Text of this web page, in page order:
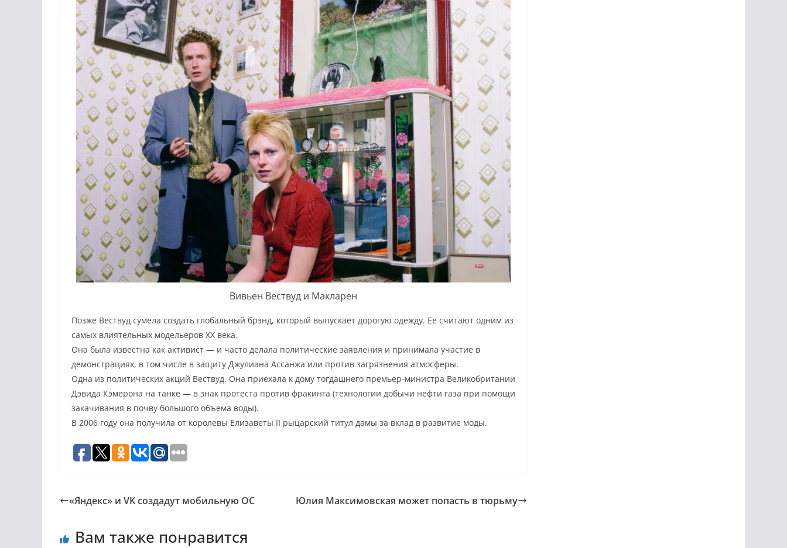
Вивьен Вествуд и Макларен
Позже Вествуд сумела создать глобальный брэнд, который выпускает дорогую одежду. Ее считают одним из
самых влиятельных модельеров ХХ века.
Она была известна как активист — и часто делала политические заявления и принимала участие в
демонстрациях, в том числе в защиту Джулиана Ассанжа или против загрязнения атмосферы.
Одна из политических акций Вествуд. Она приехала к дому тогдашнего премьер-министра Великобритании
Дэвида Кэмерона на танке — в знак протеста против фракинга (технологии добычи нефти газа при помощи
закачивания в почву большого объема воды).
В 2006 году она получила от королевы Елизаветы II рыцарский титул дамы за вклад в развитие моды.
«Яндекс» и VK создадут мобильную ОС Юлия Максимовская может попасть в тюрьму
Вам также понравится